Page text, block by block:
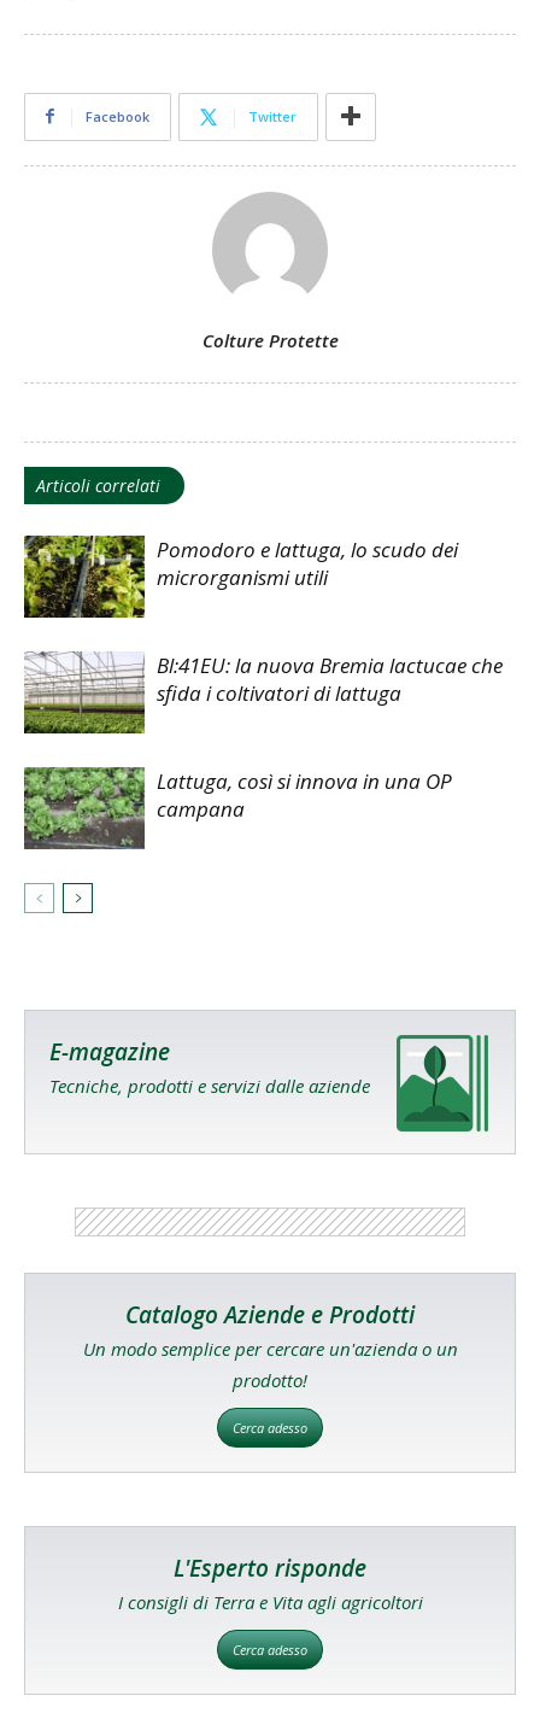
Facebook Twitter
Colture Protette
Articoli correlati
Pomodoro e lattuga, lo scudo dei
microrganismi utili
Bl:41EU: la nuova Bremia lactucae che
sfida i coltivatori di lattuga
Lattuga, così si innova in una OP
campana
E-magazine
Tecniche, prodotti e servizi dalle aziende
Catalogo Aziende e Prodotti
Un modo semplice per cercare un'azienda o un
prodotto!
Cerca adesso
L'Esperto risponde
I consigli di Terra e Vita agli agricoltori
Cerca adesso